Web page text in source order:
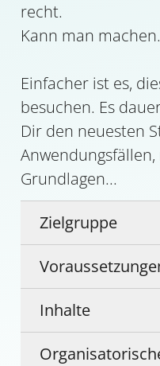
recht.
Kann man
Einfacher ist es,
besuchen. Es
Dir den neuesten
Grundlagen...
Zielgruppe
Inhalte